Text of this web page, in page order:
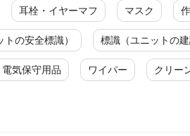
耳栓・イヤーマフ マスク
の安全標識） 標識（ユニットの建
電気保守用品 ワイパー クリー